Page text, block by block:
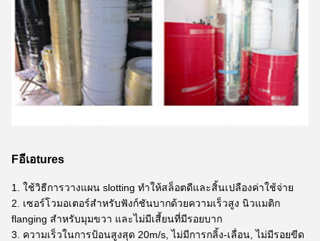
Fอีเอtures
1. ใช้วิธีการวางแผน slotting ทำให้สล็อตดีและสิ้นเปลืองค่าใช้จ่าย
2. เซอร์โวมอเตอร์สำหรับฟังก์ชันบากด้วยความเร็วสูง นิวแมติก
flanging สำหรับมุมขวา และไม่มีเสี้ยนที่มีรอยบาก
3. ความเร็วในการป้อนสูงสุด 20m/s, ไม่มีการกลิ้ง-เลื่อน, ไม่มีรอยขีด